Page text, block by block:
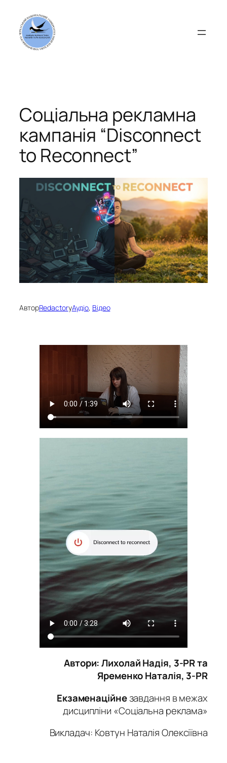
вмісту
Соціальна рекламна
кампанія “Disconnect
to Reconnect”
АвторRedactorуАудіо, Відео
Автори: Лихолай Надія, 3-PR та
Яременко Наталія, 3-PR
Екзаменаційнезавдання в межах
дисципліни «Соціальна реклама»
Викладач: Ковтун Наталія Олексіївна